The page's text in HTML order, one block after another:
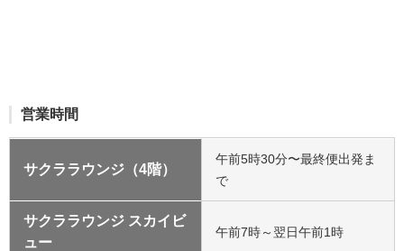
営業時間
サクララウンジ（4階）
午前5時30分〜最終便出発ま
で
サクララウンジ スカイビ
ュー
午前7時～翌日午前1時